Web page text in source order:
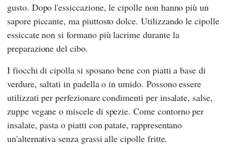
gusto. Dopo l'essiccazione, le cipolle non hanno più un
sapore piccante, ma piuttosto dolce. Utilizzando le cipolle
essiccate non si formano più lacrime durante la
preparazione del cibo.
I fiocchi di cipolla si sposano bene con piatti a base di
verdure, saltati in padella o in umido. Possono essere
utilizzati per perfezionare condimenti per insalate, salse,
zuppe vegane o miscele di spezie. Come contorno per
insalate, pasta o piatti con patate, rappresentano
un'alternativa senza grassi alle cipolle fritte.